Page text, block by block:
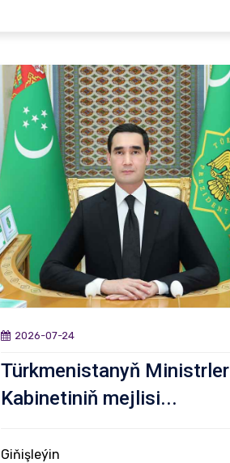
2026-07-24
Türkmenistanyň Ministrler
Kabinetiniň mejlisi...
Giňişleýin